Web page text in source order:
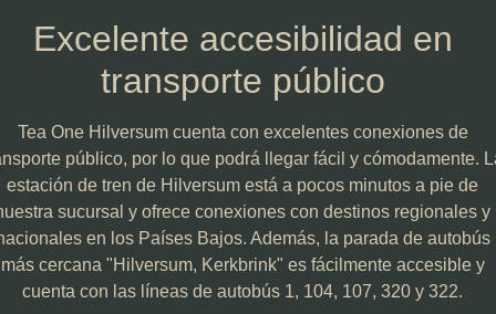
Excelente accesibilidad en
transporte público
Tea One Hilversum cuenta con excelentes conexiones de
público, por lo que podrá llegar fácil y cómodamente.
estación de tren de Hilversum está a pocos minutos a pie de
sucursal y ofrece conexiones con destinos regionales y
en los Países Bajos. Además, la parada de autobús
más cercana "Hilversum, Kerkbrink" es fácilmente accesible y
cuenta con las líneas de autobús 1, 104, 107, 320 y 322.